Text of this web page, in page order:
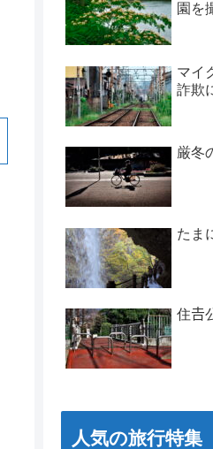
園を
マイ
詐欺
厳冬
たま
住𠮷
人気の旅行特集